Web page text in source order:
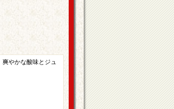
やかな酸味とジュ